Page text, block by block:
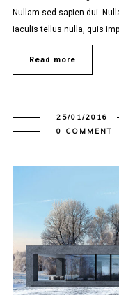
Nullam sed sapien dui.
iaculis tellus nulla, quis
Read more
25/01/2016
0 COMMENT